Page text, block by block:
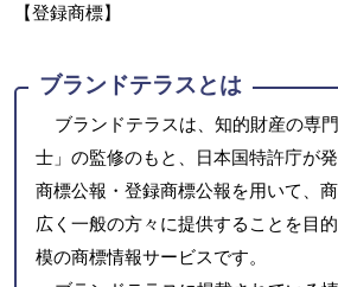
【登録商標】
ブランドテラスとは
ブランドテラスは、知的財産の専
士」の監修のもと、日本国特許庁が
商標公報・登録商標公報を用いて、
広く一般の方々に提供することを目
模の商標情報サービスです。